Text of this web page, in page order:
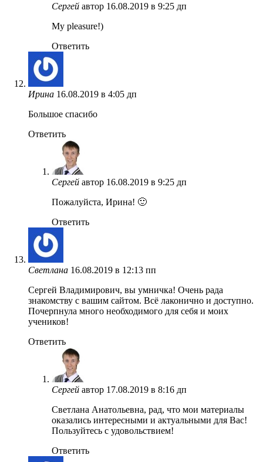
Сергей автор 16.08.2019 в 9:25 дп
My pleasure!)
Ответить
Ирина 16.08.2019 в 4:05 дп
Большое спасибо
Ответить
Сергей автор 16.08.2019 в 9:25 дп
Пожалуйста, Ирина! 🙂
Ответить
Светлана 16.08.2019 в 12:13 пп
Сергей Владимирович, вы умничка! Очень рада
знакомству с вашим сайтом. Всё лаконично и доступно.
Почерпнула много необходимого для себя и моих
учеников!
Ответить
Сергей автор 17.08.2019 в 8:16 дп
Светлана Анатольевна, рад, что мои материалы
оказались интересными и актуальными для Вас!
Пользуйтесь с удовольствием!
Ответить